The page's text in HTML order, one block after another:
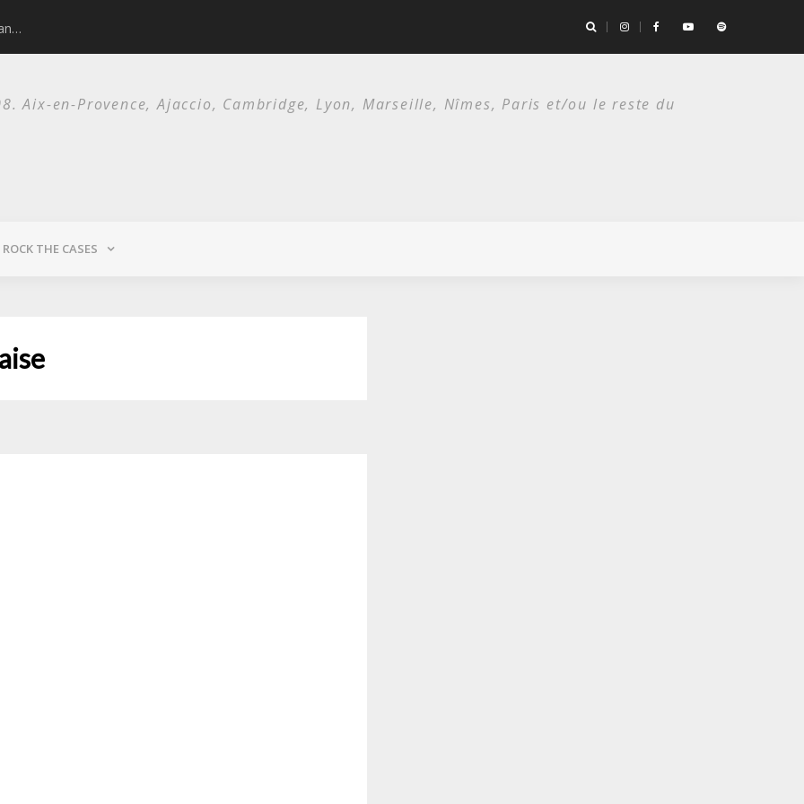
Nick Cave and the Bad Seeds / Festival de Nîmes, Arènes romaines/ 14 juillet 2026
Aix-en-Provence, Ajaccio, Cambridge, Lyon, Marseille, Nîmes, Paris et/ou le reste du
ROCK THE CASES